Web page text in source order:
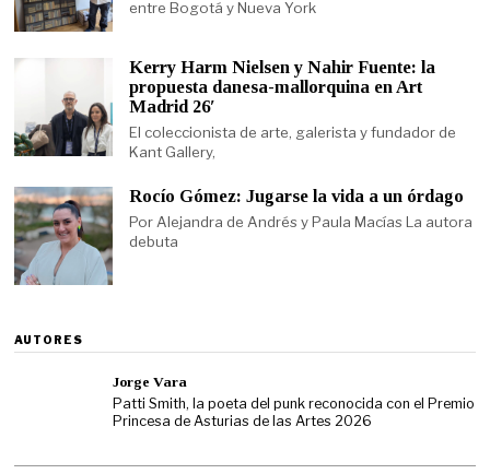
entre Bogotá y Nueva York
Kerry Harm Nielsen y Nahir Fuente: la
propuesta danesa-mallorquina en Art
Madrid 26′
El coleccionista de arte, galerista y fundador de
Kant Gallery,
Rocío Gómez: Jugarse la vida a un órdago
Por Alejandra de Andrés y Paula Macías La autora
debuta
AUTORES
Jorge Vara
Patti Smith, la poeta del punk reconocida con el Premio
Princesa de Asturias de las Artes 2026